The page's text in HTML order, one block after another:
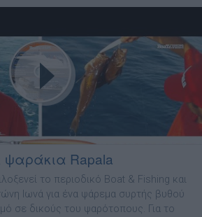
ψαράκια Rapala
το περιοδικό Boat & Fishing και
Ιωνά για ένα ψάρεμα συρτής βυθού
σε δικούς του ψαρότοπους. Για το